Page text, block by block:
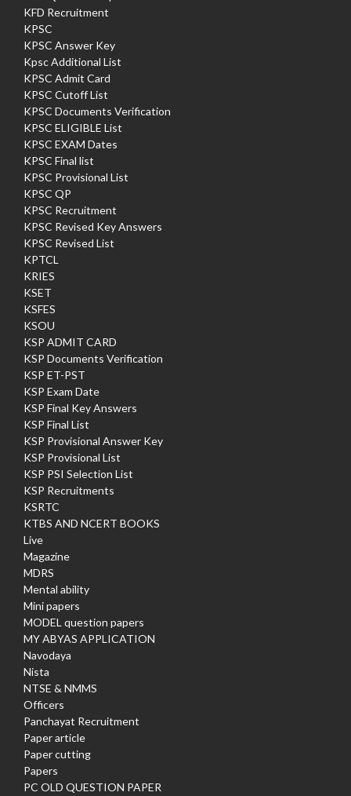
KFD Recruitment
KPSC
KPSC Answer Key
Kpsc Additional List
KPSC Admit Card
KPSC Cutoff List
KPSC Documents Verification
KPSC ELIGIBLE List
KPSC EXAM Dates
KPSC Final list
KPSC Provisional List
KPSC QP
KPSC Recruitment
KPSC Revised Key Answers
KPSC Revised List
KPTCL
KRIES
KSET
KSFES
KSOU
KSP ADMIT CARD
KSP Documents Verification
KSP ET-PST
KSP Exam Date
KSP Final Key Answers
KSP Final List
KSP Provisional Answer Key
KSP Provisional List
KSP PSI Selection List
KSP Recruitments
KSRTC
KTBS AND NCERT BOOKS
Live
Magazine
MDRS
Mental ability
Mini papers
MODEL question papers
MY ABYAS APPLICATION
Navodaya
Nista
NTSE & NMMS
Officers
Panchayat Recruitment
Paper article
Paper cutting
Papers
PC OLD QUESTION PAPER